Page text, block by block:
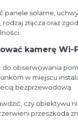
panele solarne,
złącza oraz
kamerę Wi-
obserwowania
w miejscu
bezprzewodową.
czy obiektywu
przeszkoda